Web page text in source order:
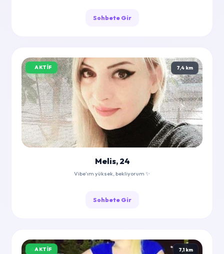
Sohbete Gir
AKTIF 7,4 km
Melis, 24
Vibe'ım yüksek, bekliyorum ✨
Sohbete Gir
AKTIF 7,1 km